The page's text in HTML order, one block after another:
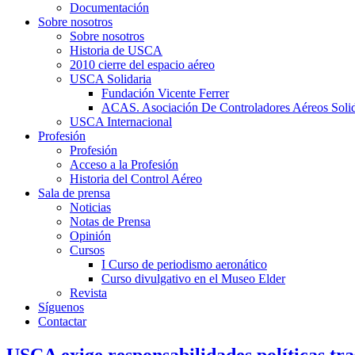
Documentación
Sobre nosotros
Sobre nosotros
Historia de USCA
2010 cierre del espacio aéreo
USCA Solidaria
Fundación Vicente Ferrer
ACAS. Asociación De Controladores Aéreos
USCA Internacional
Profesión
Profesión
Acceso a la Profesión
Historia del Control Aéreo
Sala de prensa
Noticias
Notas de Prensa
Opinión
Cursos
I Curso de periodismo aeronático
Curso divulgativo en el Museo Elder
Revista
Síguenos
Contactar